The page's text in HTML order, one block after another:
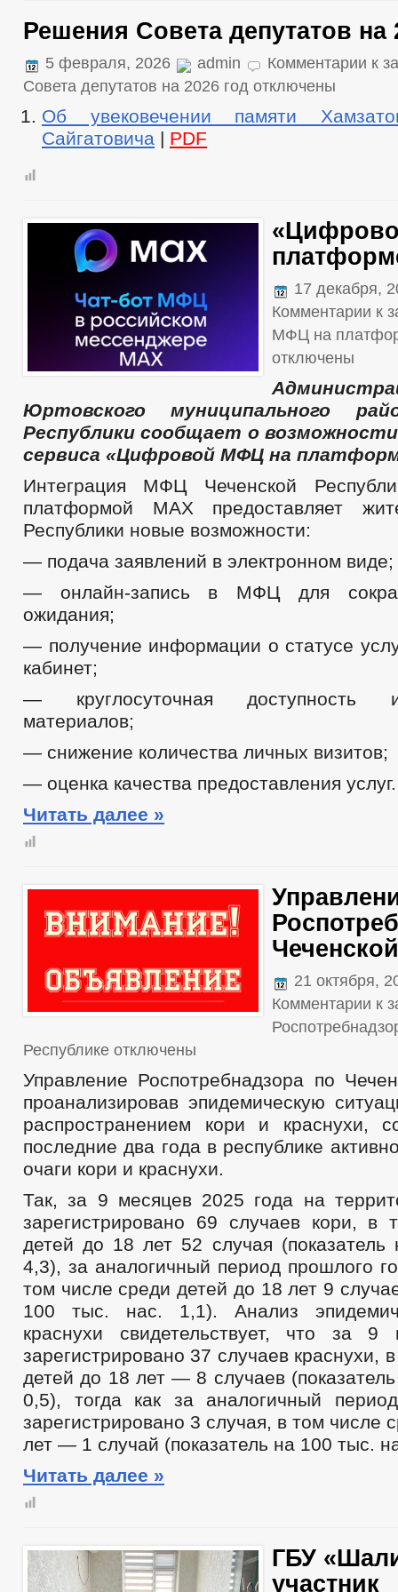
Решения Совета депутатов на
5 февраля, 2026 admin Комментарии к
Совета депутатов на 2026 год отключены
Об увековечении памяти
Сайгатовича | PDF
17 декабря,
Комментарии к
МФЦ на
отключены
Юртовского муниципального
Республики сообщает о возможности
сервиса «Цифровой МФЦ на
Интеграция МФЦ Чеченской
платформой MAX предоставляет
Республики новые возможности:
— подача заявлений в электронном виде;
— онлайн‑запись в МФЦ для
ожидания;
— получение информации о статусе
кабинет;
— круглосуточная доступность
материалов;
— снижение количества личных визитов;
— оценка качества предоставления услуг.
Читать далее »
21 октября,
Комментарии к
Республике отключены
Управление Роспотребнадзора по
проанализировав эпидемическую
распространением кори и краснухи,
последние два года в республике
очаги кори и краснухи.
Так, за 9 месяцев 2025 года на
зарегистрировано 69 случаев кори, в
детей до 18 лет 52 случая
4,3), за аналогичный период прошлого
том числе среди детей до 18 лет 9
100 тыс. нас. 1,1). Анализ
краснухи свидетельствует, что за
зарегистрировано 37 случаев краснухи,
детей до 18 лет — 8 случаев
0,5), тогда как за аналогичный
зарегистрировано 3 случая, в том числе
лет — 1 случай (показатель на 100 тыс.
Читать далее »
ГБУ
участник